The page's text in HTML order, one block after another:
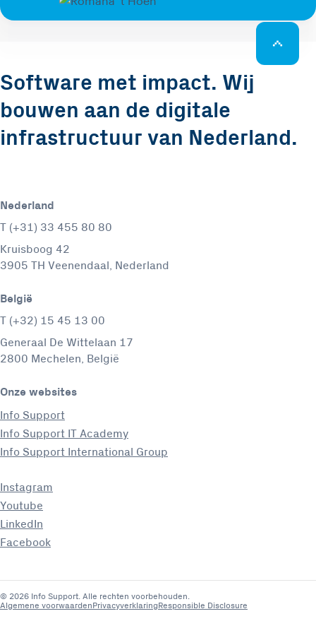
Software met impact. Wij
bouwen aan de digitale
infrastructuur van Nederland.
Nederland
T (+31) 33 455 80 80
Kruisboog 42
3905 TH Veenendaal, Nederland
België
T (+32) 15 45 13 00
Generaal De Wittelaan 17
2800 Mechelen, België
Onze websites
Info Support
Info Support IT Academy
Info Support International Group
Instagram
Youtube
LinkedIn
Facebook
© 2026 Info Support. Alle rechten voorbehouden.
Algemene voorwaardenPrivacyverklaringResponsible Disclosure